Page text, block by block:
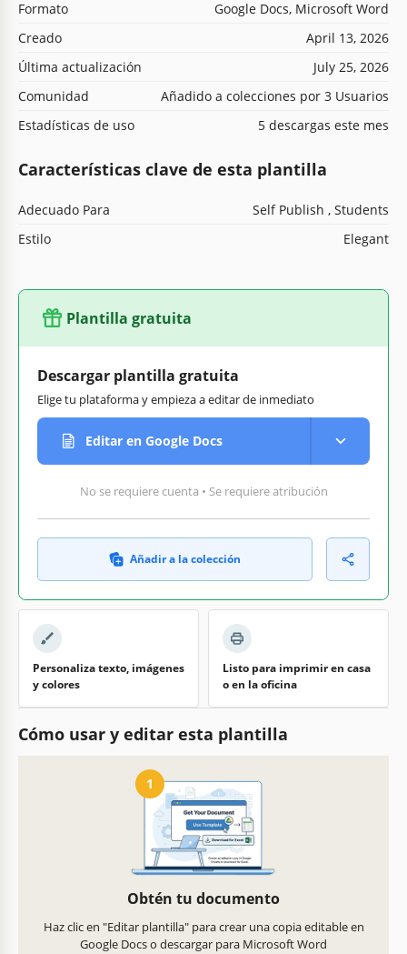
Formato
Google Docs, Microsoft Word
Creado
April 13, 2026
Última actualización
July 25, 2026
Comunidad
Añadido a colecciones por 3 Usuarios
Estadísticas de uso
5 descargas este mes
Características clave de esta plantilla
Adecuado Para
Self Publish , Students
Estilo
Elegant
Plantilla gratuita
Descargar plantilla gratuita
Elige tu plataforma y empieza a editar de inmediato
Editar en Google Docs
No se requiere cuenta • Se requiere atribución
Añadir a la colección
Personaliza texto, imágenes
y colores
Listo para imprimir en casa
o en la oficina
Cómo usar y editar esta plantilla
1
Obtén tu documento
Haz clic en "Editar plantilla" para crear una copia editable en
Google Docs o descargar para Microsoft Word